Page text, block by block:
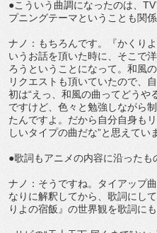
●こういう曲調になったのは、
プニングテーマということも関
ナノ：もちろんです。『かくり
いうお話を頂いた時に、そこで
ろうということになって。和風
リクエストも頂いていたので、
初は“えっ、和風の曲ってどうや
ですけど、色々と勉強しながら
たんですよ。だから自分自身も
しいタイプの曲だな”と思えてい
●歌詞もアニメの内容に沿ったも
ナノ：そうですね。タイアップ
なりに解釈してから、歌詞にし
りよの宿飯』の世界観を歌詞に